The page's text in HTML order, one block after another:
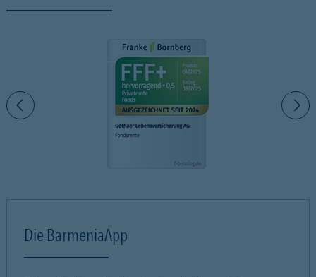
Die BarmeniaApp